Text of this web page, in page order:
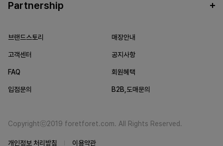
Partnership
브랜드스토리 매장안내
고객센터 공지사항
FAQ 회원혜택
입점문의 B2B,도매문의
Copyrightⓒ2019 foretforet.com. All Rights Reserved.
개인정보 처리방침 이용약관